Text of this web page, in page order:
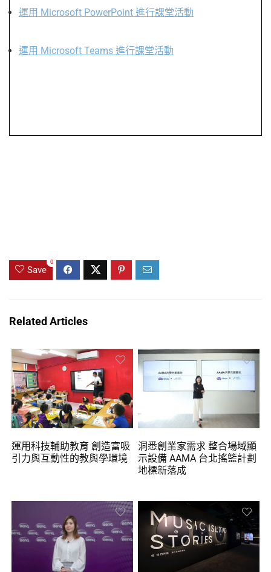
運用 Microsoft PowerPoint 進行課堂活動
運用 Microsoft Teams 進行課堂活動
Save
0
Related Articles
運用科技輔助教育 創造富吸
引力與互動性的教與學環境
洞悉創業家需求 整合場域顯
示設備 AAMA 台北搖籃計劃
地標新落成